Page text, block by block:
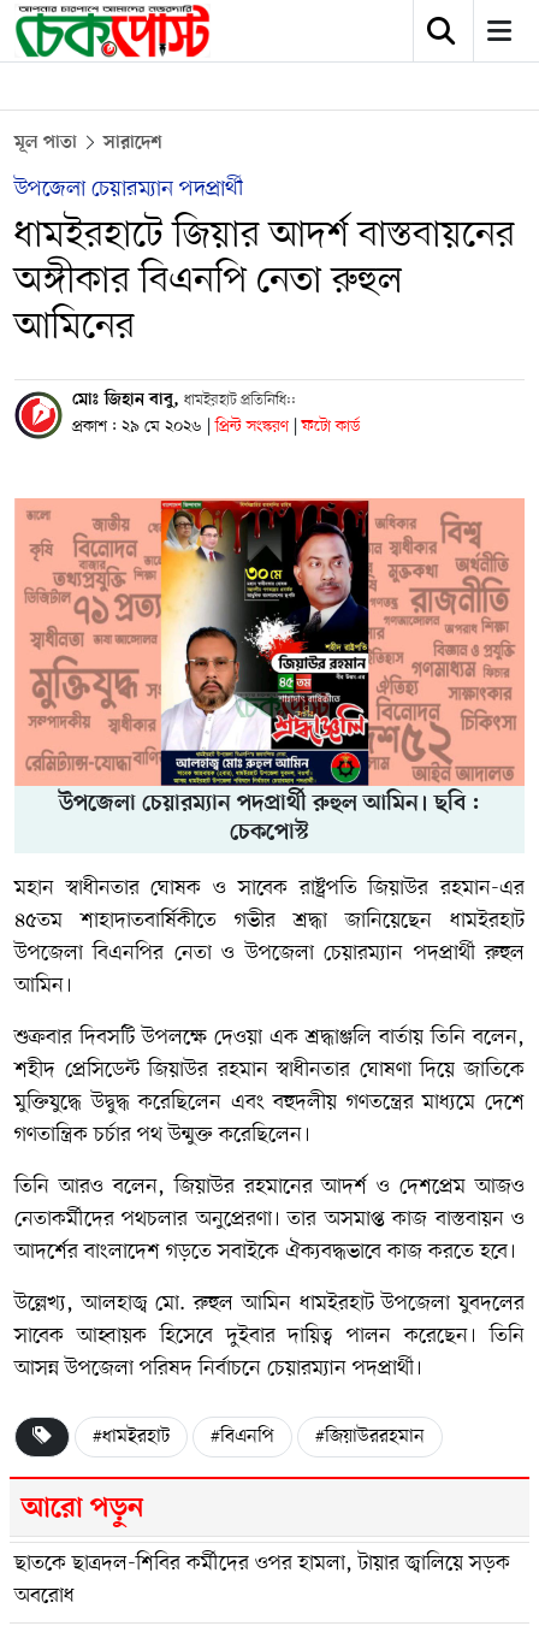
মূল পাতা সারাদেশ
উপজেলা চেয়ারম্যান পদপ্রার্থী
ধামইরহাটে জিয়ার আদর্শ বাস্তবায়নের
অঙ্গীকার বিএনপি নেতা রুহুল
আমিনের
মোঃ জিহান বাবু, ধামইরহাট প্রতিনিধি::
প্রকাশ : ২৯ মে ২০২৬ | প্রিন্ট সংস্করণ | ফটো কার্ড
উপজেলা চেয়ারম্যান পদপ্রার্থী রুহুল আমিন। ছবি :
চেকপোস্ট
মহান স্বাধীনতার ঘোষক ও সাবেক রাষ্ট্রপতি জিয়াউর রহমান-এর
৪৫তম শাহাদাতবার্ষিকীতে গভীর শ্রদ্ধা জানিয়েছেন ধামইরহাট
উপজেলা বিএনপির নেতা ও উপজেলা চেয়ারম্যান পদপ্রার্থী রুহুল
আমিন।
শুক্রবার দিবসটি উপলক্ষে দেওয়া এক শ্রদ্ধাঞ্জলি বার্তায় তিনি বলেন,
শহীদ প্রেসিডেন্ট জিয়াউর রহমান স্বাধীনতার ঘোষণা দিয়ে জাতিকে
মুক্তিযুদ্ধে উদ্বুদ্ধ করেছিলেন এবং বহুদলীয় গণতন্ত্রের মাধ্যমে দেশে
গণতান্ত্রিক চর্চার পথ উন্মুক্ত করেছিলেন।
তিনি আরও বলেন, জিয়াউর রহমানের আদর্শ ও দেশপ্রেম আজও
নেতাকর্মীদের পথচলার অনুপ্রেরণা। তার অসমাপ্ত কাজ বাস্তবায়ন ও
আদর্শের বাংলাদেশ গড়তে সবাইকে ঐক্যবদ্ধভাবে কাজ করতে হবে।
উল্লেখ্য, আলহাজ্ব মো. রুহুল আমিন ধামইরহাট উপজেলা যুবদলের
সাবেক আহ্বায়ক হিসেবে দুইবার দায়িত্ব পালন করেছেন। তিনি
আসন্ন উপজেলা পরিষদ নির্বাচনে চেয়ারম্যান পদপ্রার্থী।
#ধামইরহাট #বিএনপি #জিয়াউররহমান
আরো পড়ুন
ছাতকে ছাত্রদল-শিবির কর্মীদের ওপর হামলা, টায়ার জ্বালিয়ে সড়ক
অবরোধ